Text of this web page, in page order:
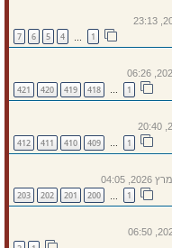
4
5
6
7
…
418
419
420
421
…
409
410
411
412
200
201
202
203